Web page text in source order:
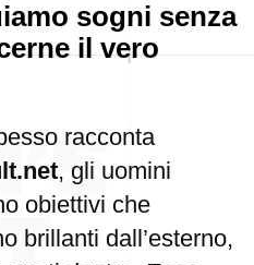
sogni senza
il vero
racconta
, gli uomini
obiettivi che
brillanti dall’esterno,